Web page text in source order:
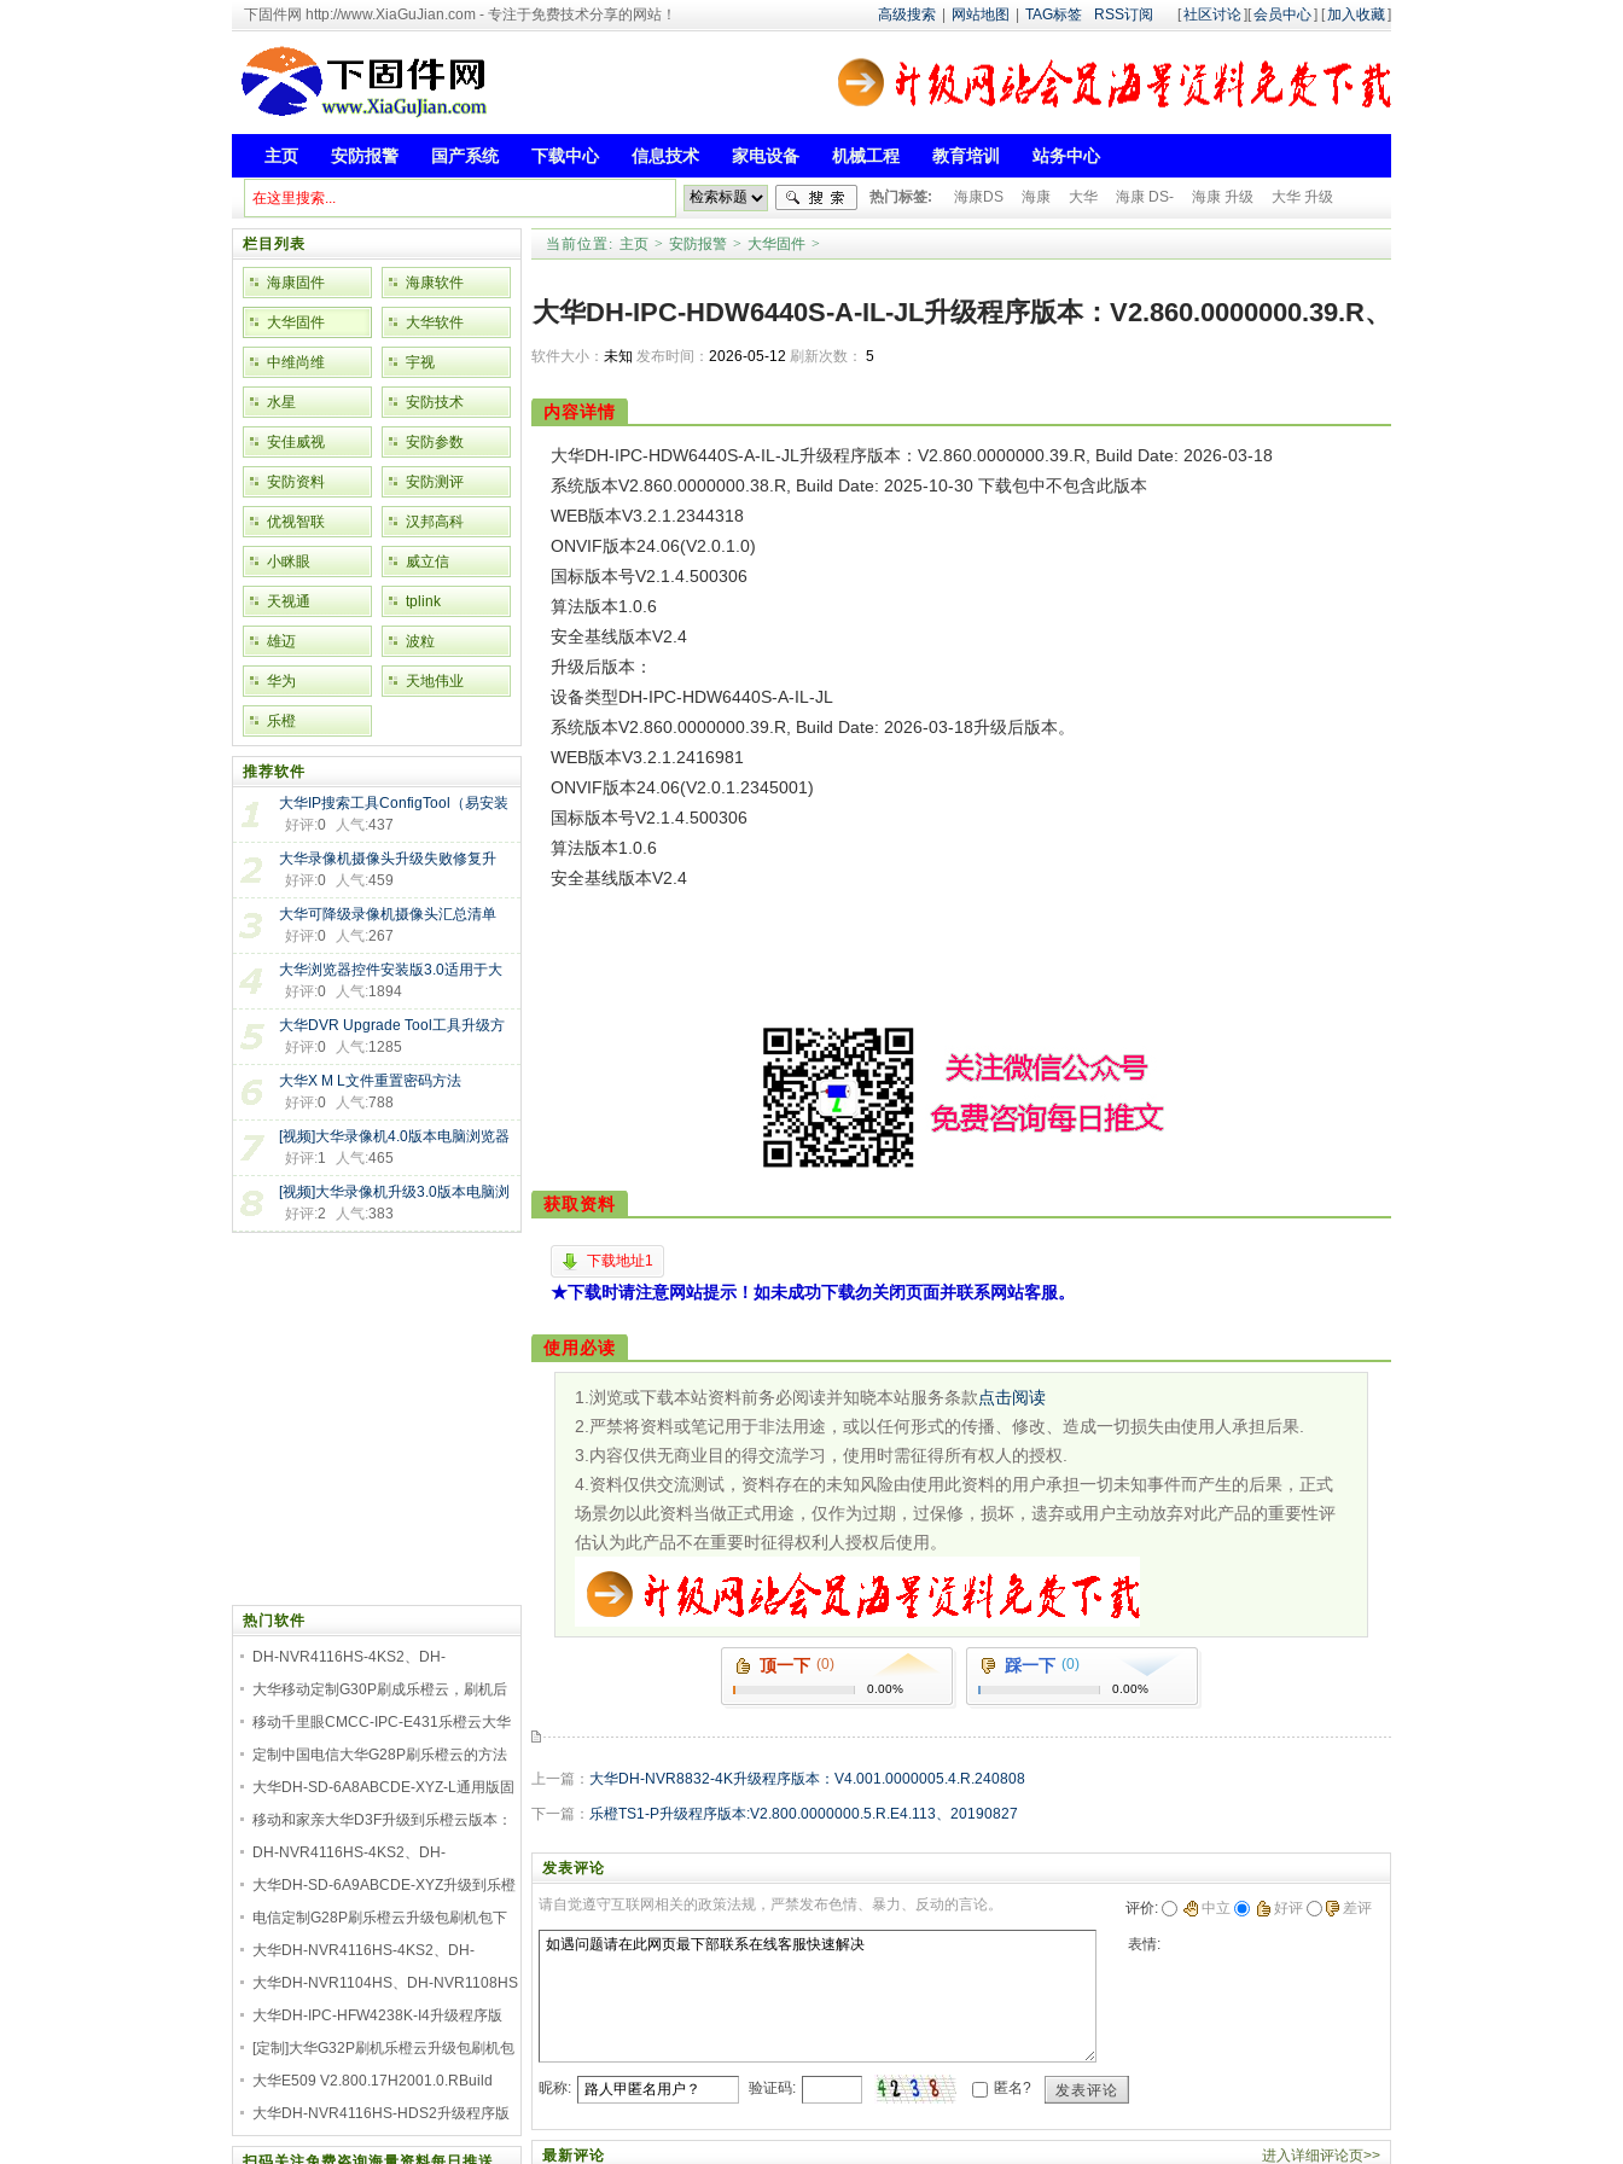
下固件网 http://www.XiaGuJian.com - 专注于免费技术分享的网站！ 高级搜索 网站地图 TAG标签 RSS订阅 [社区讨论][会员中心] [加入收藏]
主页 安防报警 国产系统 下载中心 信息技术 家电设备 机械工程 教育培训 站务中心
热门标签: 海康DS 海康 大华 海康 DS- 海康 升级 大华 升级
当前位置: 主页 > 安防报警 > 大华固件 >
大华DH-IPC-HDW6440S-A-IL-JL升级程序版本：V2.860.0000000.39.R、
软件大小： 未知 发布时间： 2026-05-12 刷新次数： 5
内容详情
大华DH-IPC-HDW6440S-A-IL-JL升级程序版本：V2.860.0000000.39.R, Build Date: 2026-03-18
系统版本V2.860.0000000.38.R, Build Date: 2025-10-30 下载包中不包含此版本
WEB版本V3.2.1.2344318
ONVIF版本24.06(V2.0.1.0)
国标版本号V2.1.4.500306
算法版本1.0.6
安全基线版本V2.4
升级后版本：
设备类型DH-IPC-HDW6440S-A-IL-JL
系统版本V2.860.0000000.39.R, Build Date: 2026-03-18升级后版本。
WEB版本V3.2.1.2416981
ONVIF版本24.06(V2.0.1.2345001)
国标版本号V2.1.4.500306
算法版本1.0.6
安全基线版本V2.4
获取资料
下载地址1
★下载时请注意网站提示！如未成功下载勿关闭页面并联系网站客服。
使用必读
1.浏览或下载本站资料前务必阅读并知晓本站服务条款点击阅读
2.严禁将资料或笔记用于非法用途，或以任何形式的传播、修改、造成一切损失由使用人承担后果.
3.内容仅供无商业目的得交流学习，使用时需征得所有权人的授权.
4.资料仅供交流测试，资料存在的未知风险由使用此资料的用户承担一切未知事件而产生的后果，正式
场景勿以此资料当做正式用途，仅作为过期，过保修，损坏，遗弃或用户主动放弃对此产品的重要性评
估认为此产品不在重要时征得权利人授权后使用。
顶一下 (0)
0.00%
踩一下 (0)
0.00%
上一篇： 大华DH-NVR8832-4K升级程序版本：V4.001.0000005.4.R.240808
下一篇： 乐橙TS1-P升级程序版本:V2.800.0000000.5.R.E4.113、20190827
发表评论
请自觉遵守互联网相关的政策法规，严禁发布色情、暴力、反动的言论。 评价: 中立 好评 差评
表情:
昵称: 验证码: 匿名? 发表评论
最新评论 进入详细评论页>>
栏目列表
海康固件 海康软件
大华固件 大华软件
中维尚维 宇视
水星 安防技术
安佳威视 安防参数
安防资料 安防测评
优视智联 汉邦高科
小眯眼 威立信
天视通 tplink
雄迈 波粒
华为 天地伟业
乐橙
推荐软件
大华IP搜索工具ConfigTool（易安装
电
好评:0 人气:437
大华录像机摄像头升级失败修复升
好评:0 人气:459
大华可降级录像机摄像头汇总清单
好评:0 人气:267
大华浏览器控件安装版3.0适用于大
好评:0 人气:1894
大华DVR Upgrade Tool工具升级方
法，此
好评:0 人气:1285
大华X M L文件重置密码方法
好评:0 人气:788
[视频]大华录像机4.0版本电脑浏览器
好评:1 人气:465
[视频]大华录像机升级3.0版本电脑浏
好评:2 人气:383
热门软件
DH-NVR4116HS-4KS2、DH-
NVR4116HS-HDS2升级程序版本v4.00
大华移动定制G30P刷成乐橙云，刷机后
可使用大华
移动千里眼CMCC-IPC-E431乐橙云大华
云联刷机程序
定制中国电信大华G28P刷乐橙云的方法
固件升级包
大华DH-SD-6A8ABCDE-XYZ-L通用版固
件升级包乐橙V2.8
移动和家亲大华D3F升级到乐橙云版本：
V2.800.00
DH-NVR4116HS-4KS2、DH-
NVR4116HS-HDS2版本号：
4.000.00000
大华DH-SD-6A9ABCDE-XYZ升级到乐橙
云V2.810.0000000.4.R
电信定制G28P刷乐橙云升级包刷机包下
载
大华DH-NVR4116HS-4KS2、DH-
NVR4116HS-HDS2固件升级包版本
大华DH-NVR1104HS、DH-NVR1108HS
固件升级刷机包升级到
大华DH-IPC-HFW4238K-I4升级程序版
本：V2.680.0000000.
[定制]大华G32P刷机乐橙云升级包刷机包
大华E509 V2.800.17H2001.0.RBuild
Date 20221122
大华DH-NVR4116HS-HDS2升级程序版
本号：V4.001.000000